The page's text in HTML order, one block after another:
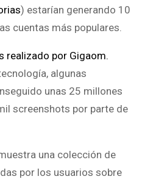
) estarían generando 10
cuentas más populares.
realizado por Gigaom.
algunas
unas 25 millones
screenshots por parte de
una colección de
por los usuarios sobre